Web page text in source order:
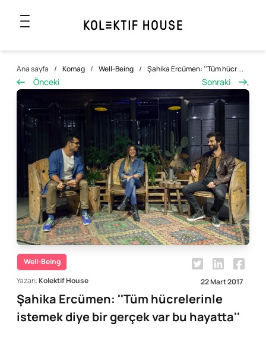
Ana sayfa / Komag / Well-Being / Şahika Ercümen: ''Tüm hücr ...
Önceki Sonraki ,
Well-Being
Yazan:Kolektif House 22 Mart 2017
Şahika Ercümen: ''Tüm hücrelerinle
istemek diye bir gerçek var bu hayatta''